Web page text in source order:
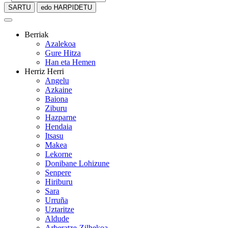
SARTU edo HARPIDETU
Berriak
Azalekoa
Gure Hitza
Han eta Hemen
Herriz Herri
Angelu
Azkaine
Baiona
Ziburu
Hazparne
Hendaia
Itsasu
Makea
Lekorne
Donibane Lohizune
Senpere
Hiriburu
Sara
Urruña
Uztaritze
Aldude